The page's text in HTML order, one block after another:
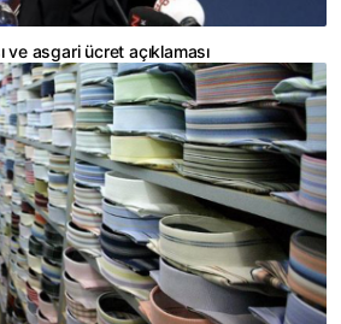
ve asgari ücret açıklaması